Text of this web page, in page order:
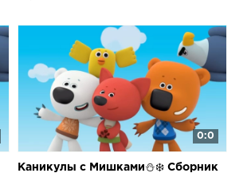
0:0
Каникулы с Мишками⛄❄️ Сборник